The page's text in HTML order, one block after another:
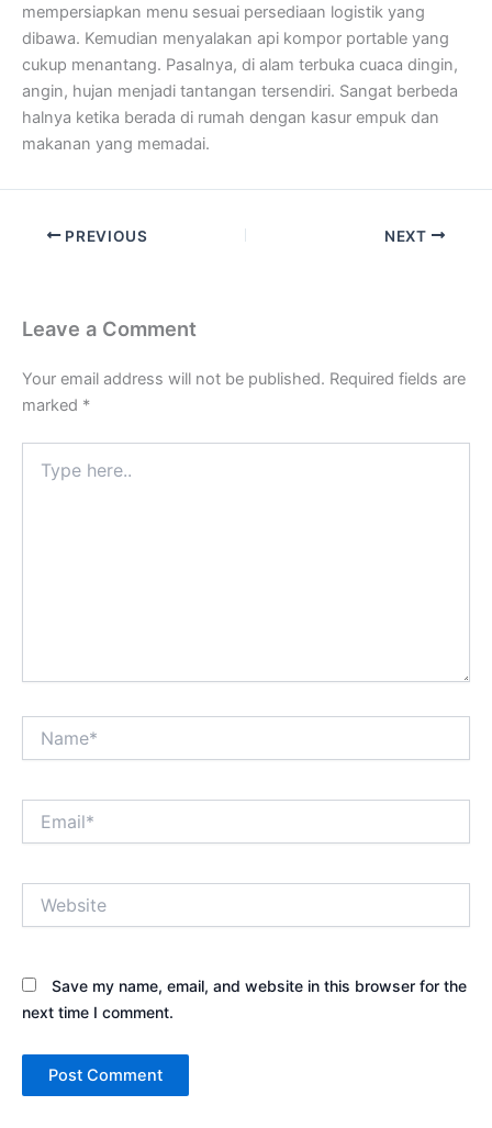
mempersiapkan menu sesuai persediaan logistik yang
dibawa. Kemudian menyalakan api kompor portable yang
cukup menantang. Pasalnya, di alam terbuka cuaca dingin,
angin, hujan menjadi tantangan tersendiri. Sangat berbeda
halnya ketika berada di rumah dengan kasur empuk dan
makanan yang memadai.
PREVIOUS NEXT
Leave a Comment
Your email address will not be published. Required fields are
marked *
here..
Save my name, email, and website in this browser for the
next time I comment.